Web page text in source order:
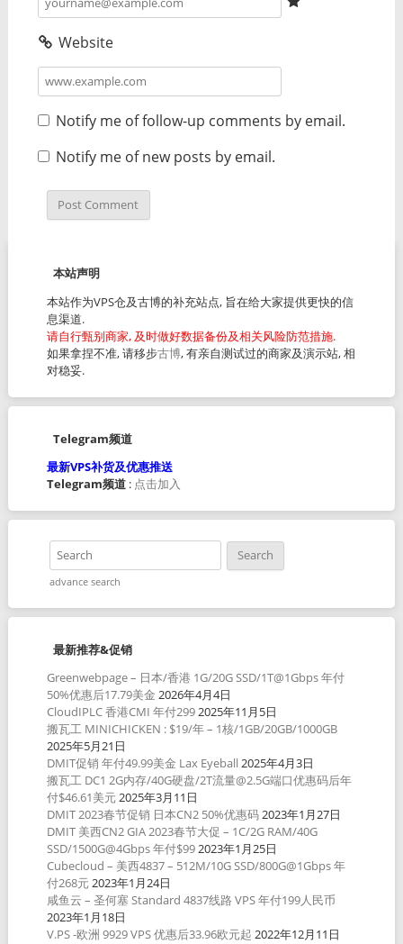
Website
Notify me of follow-up comments by email.
Notify me of new posts by email.
本站声明
本站作为VPS仓及古博的补充站点, 旨在给大家提供更快的信
息渠道.
请自行甄别商家, 及时做好数据备份及相关风险防范措施.
如果拿捏不准, 请移步古博, 有亲自测试过的商家及演示站, 相
对稳妥.
Telegram频道
最新VPS补货及优惠推送
Telegram频道: 点击加入
advance search
最新推荐&促销
Greenwebpage – 日本/香港 1G/20G SSD/1T@1Gbps 年付
50%优惠后17.79美金 2026年4月4日
CloudIPLC 香港CMI 年付2992025年11月5日
搬瓦工 MINICHICKEN : $19/年 – 1核/1GB/20GB/1000GB
2025年5月21日
DMIT促销 年付49.99美金 Lax Eyeball 2025年4月3日
搬瓦工 DC1 2G内存/40G硬盘/2T流量@2.5G端口优惠码后年
付$46.61美元2025年3月11日
DMIT 2023春节促销 日本CN2 50%优惠码2023年1月27日
DMIT 美西CN2 GIA 2023春节大促 – 1C/2G RAM/40G
SSD/1500G@4Gbps 年付$992023年1月25日
Cubecloud – 美西4837 – 512M/10G SSD/800G@1Gbps 年
付268元2023年1月24日
咸鱼云 – 圣何塞 Standard 4837线路 VPS 年付199人民币
2023年1月18日
V.PS -欧洲 9929 VPS 优惠后33.96欧元起 2022年12月11日